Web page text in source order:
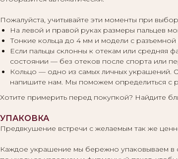
Пожалуйста, учитывайте эти моменты при
На левой и правой руках размеры пальцев
Тонкие кольца до 4 мм и модели с
Если пальцы склонны к отекам или средняя
состоянии — без отеков после спорта или
Кольцо — одно из самых личных украшений.
напишите нам. Мы поможем определиться с
Хотите примерить перед покупкой? Найдите
УПАКОВКА
Предвкушение встречи с желаемым так же
Каждое украшение мы бережно упаковываем в